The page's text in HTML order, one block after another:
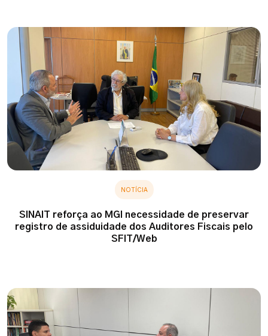
NOTÍCIA
SINAIT reforça ao MGI necessidade de preservar
registro de assiduidade dos Auditores Fiscais pelo
SFIT/Web